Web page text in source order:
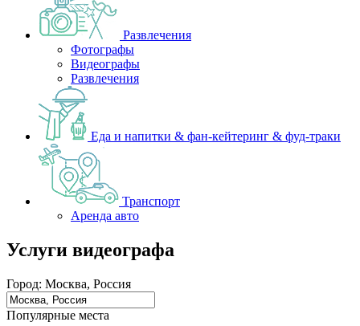
Развлечения
Фотографы
Видеографы
Развлечения
Еда и напитки & фан-кейтеринг & фуд-траки
Транспорт
Аренда авто
Услуги видеографа
Город: Москва, Россия
Популярные места